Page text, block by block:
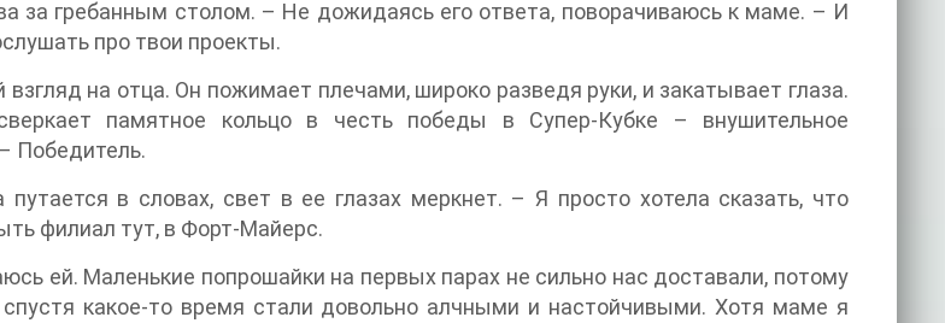
за гребанным столом. – Не дожидаясь его ответа, поворачиваюсь к маме. – И
про твои проекты.
на отца. Он пожимает плечами, широко разведя руки, и закатывает глаза.
памятное кольцо в честь победы в Супер-Кубке – внушительное
Победитель.
в словах, свет в ее глазах меркнет. – Я просто хотела сказать, что
филиал тут, в Форт-Майерс.
ей. Маленькие попрошайки на первых парах не сильно нас доставали, потому
спустя какое-то время стали довольно алчными и настойчивыми. Хотя маме я